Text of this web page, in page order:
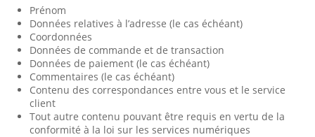
Prénom
Données relatives à l’adresse (le cas échéant)
Coordonnées
Données de commande et de transaction
Données de paiement (le cas échéant)
Commentaires (le cas échéant)
Contenu des correspondances entre vous et le service
client
Tout autre contenu pouvant être requis en vertu de la
conformité à la loi sur les services numériques